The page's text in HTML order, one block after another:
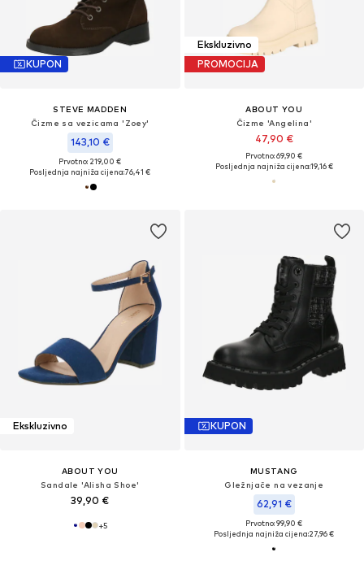
KUPON
STEVE MADDEN
Čizme sa vezicama 'Zoey'
143,10 €
Prvotno: 219,00 €
Posljednja najniža cijena:76,41 €
Ekskluzivno
PROMOCIJA
ABOUT YOU
Čizme 'Angelina'
47,90 €
Prvotno: 69,90 €
Posljednja najniža cijena:19,16 €
Ekskluzivno
ABOUT YOU
Sandale 'Alisha Shoe'
39,90 €
+5
KUPON
MUSTANG
Gležnjače na vezanje
62,91 €
Prvotno: 99,90 €
Posljednja najniža cijena:27,96 €